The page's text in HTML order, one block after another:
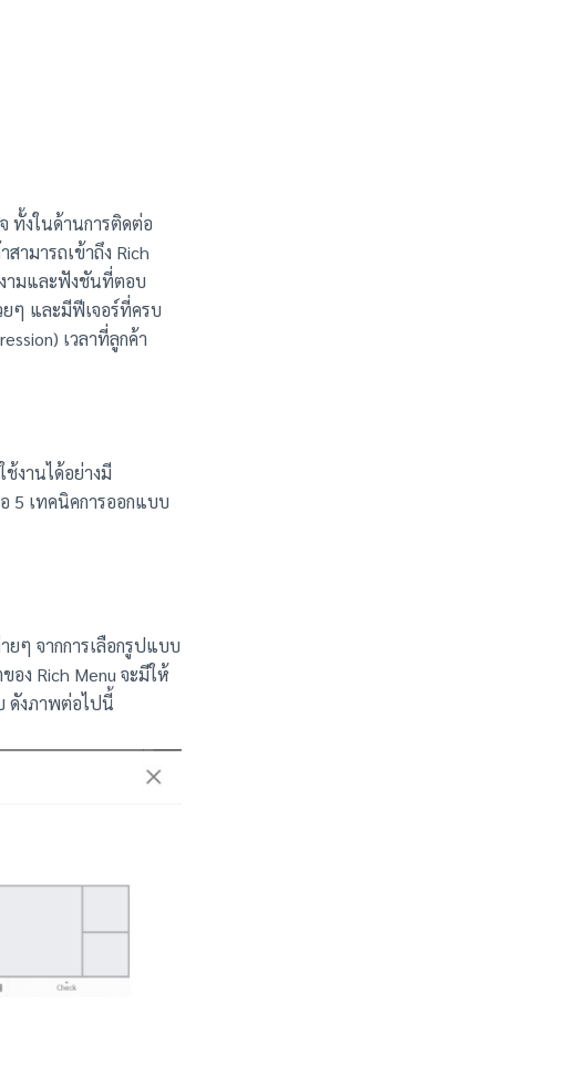
ทั้งในด้านการติดต่อ
สามารถเข้าถึง Rich
งามและฟังชันที่ตอบ
ยๆ และมีฟีเจอร์ที่ครบ
เวลาที่ลูกค้า
งานได้อย่างมี
5 เทคนิคการออกแบบ
ยๆ จากการเลือกรูปแบบ
อง Rich Menu จะมีให้
ดังภาพต่อไปนี้